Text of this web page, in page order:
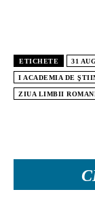
ETICHETE 31
I ACADEMIA DE
ZIUA LIMBII